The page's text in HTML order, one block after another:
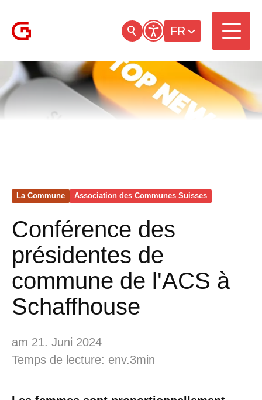
FR
La Commune Association des Communes Suisses
Conférence des
présidentes de
commune de l'ACS à
Schaffhouse
am 21. Juni 2024
Temps de lecture: env.3min